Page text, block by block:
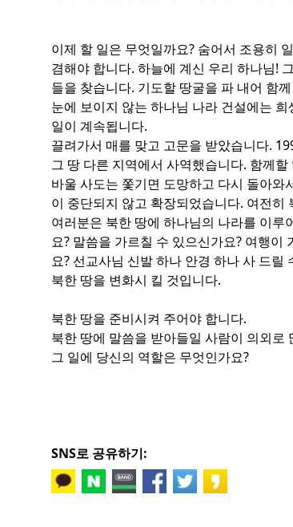
이제 할 일은 무엇일까요? 숨어서 조용히
겸해야 합니다. 하늘에 계신 우리 하나님!
들을 찾습니다. 기도할 땅굴을 파 내어 함
눈에 보이지 않는 하나님 나라 건설에는
일이 계속됩니다.
끌려가서 매를 맞고 고문을 받았습니다.
그 땅 다른 지역에서 사역했습니다. 함께
바울 사도는 쫓기면 도망하고 다시 돌아
이 중단되지 않고 확장되었습니다. 여전
여러분은 북한 땅에 하나님의 나라를 이
요? 말씀을 가르칠 수 있으신가요? 여행
요? 선교사님 신발 하나 안경 하나 사 드릴
북한 땅을 변화시 킬 것입니다.
북한 땅을 준비시켜 주어야 합니다.
북한 땅에 말씀을 받아들일 사람이 의외로
그 일에 당신의 역할은 무엇인가요?
SNS로 공유하기: